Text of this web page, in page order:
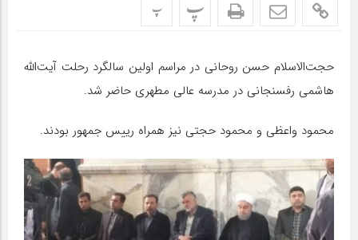
پ پ
حجت‌الاسلام حسن روحانی در مراسم اولین سالگرد رحلت آیت‌‌الله
هاشمی رفسنجانی در مدرسه عالی مطهری حاضر شد.
محمود واعظی و محمود حجتی نیز همراه رییس جمهور بودند.